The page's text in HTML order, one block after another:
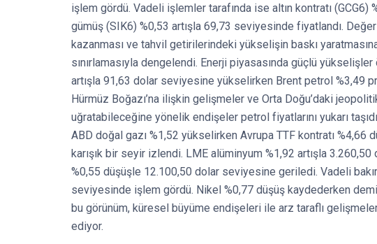
işlem gördü. Vadeli işlemler tarafında ise altın kontratı
gümüş (SIK6) %0,53 artışla 69,73 seviyesinde fiyatlandı.
kazanması ve tahvil getirilerindeki yükselişin baskı
sınırlamasıyla dengelendi. Enerji piyasasında güçlü yükselişler
artışla 91,63 dolar seviyesine yükselirken Brent petrol %3,49
Hürmüz Boğazı’na ilişkin gelişmeler ve Orta Doğu’daki
uğratabileceğine yönelik endişeler petrol fiyatlarını yukarı
ABD doğal gazı %1,52 yükselirken Avrupa TTF kontratı
karışık bir seyir izlendi. LME alüminyum %1,92 artışla
%0,55 düşüşle 12.100,50 dolar seviyesine geriledi. Vadeli
seviyesinde işlem gördü. Nikel %0,77 düşüş kaydederken
bu görünüm, küresel büyüme endişeleri ile arz taraflı
ediyor.